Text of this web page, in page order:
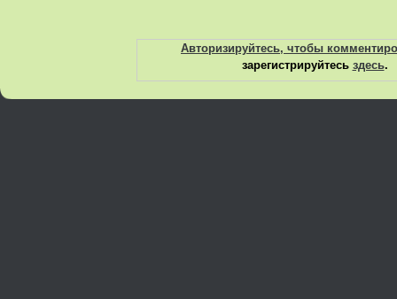
Авторизируйтесь, чтобы
зарегистрируйтесь здесь.